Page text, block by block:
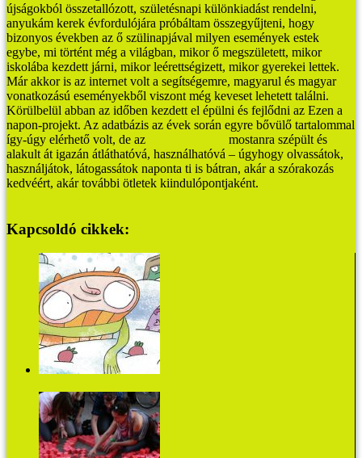
újságokból összetallózott, születésnapi különkiadást rendelni,
anyukám kerek évfordulójára próbáltam összegyűjteni, hogy
bizonyos években az ő szülinapjával milyen események estek
egybe, mi történt még a világban, mikor ő megszületett, mikor
iskolába kezdett járni, mikor leérettségizett, mikor gyerekei lettek.
Már akkor is az internet volt a segítségemre, magyarul és magyar
vonatkozású eseményekből viszont még keveset lehetett találni.
Körülbelül abban az időben kezdett el épülni és fejlődni az Ezen a
napon-projekt. Az adatbázis az évek során egyre bővülő tartalommal
így-úgy elérhető volt, de az
mostanra szépült és
alakult át igazán átláthatóvá, használhatóvá – úgyhogy olvassátok,
használjátok, látogassátok naponta ti is bátran, akár a szórakozás
kedvéért, akár további ötletek kiindulópontjaként.
Kapcsoldó cikkek: